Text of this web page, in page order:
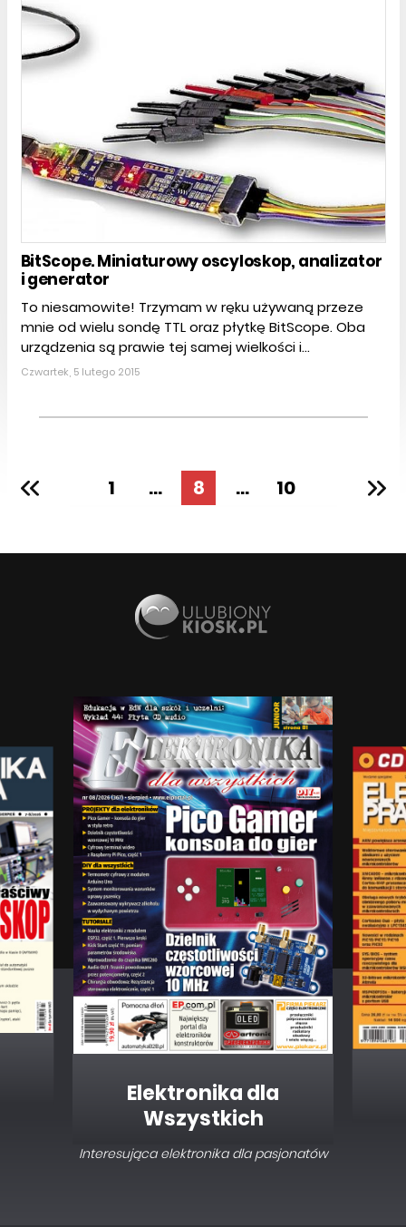
BitScope. Miniaturowy oscyloskop, analizator
i generator
To niesamowite! Trzymam w ręku używaną przeze
mnie od wielu sondę TTL oraz płytkę BitScope. Oba
urządzenia są prawie tej samej wielkości i...
Czwartek, 5 lutego 2015
1 ... 8 ... 10
Elektronika dla
Wszystkich
Interesująca elektronika dla pasjonatów